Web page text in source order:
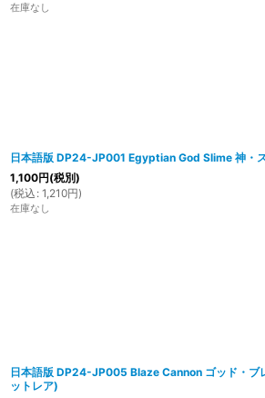
在庫なし
日本語版 DP24-JP001 Egyptian God Slime 神・
1,100円(税別)
(税込 : 1,210円)
在庫なし
日本語版 DP24-JP005 Blaze Cannon ゴッド・ブ
ットレア)